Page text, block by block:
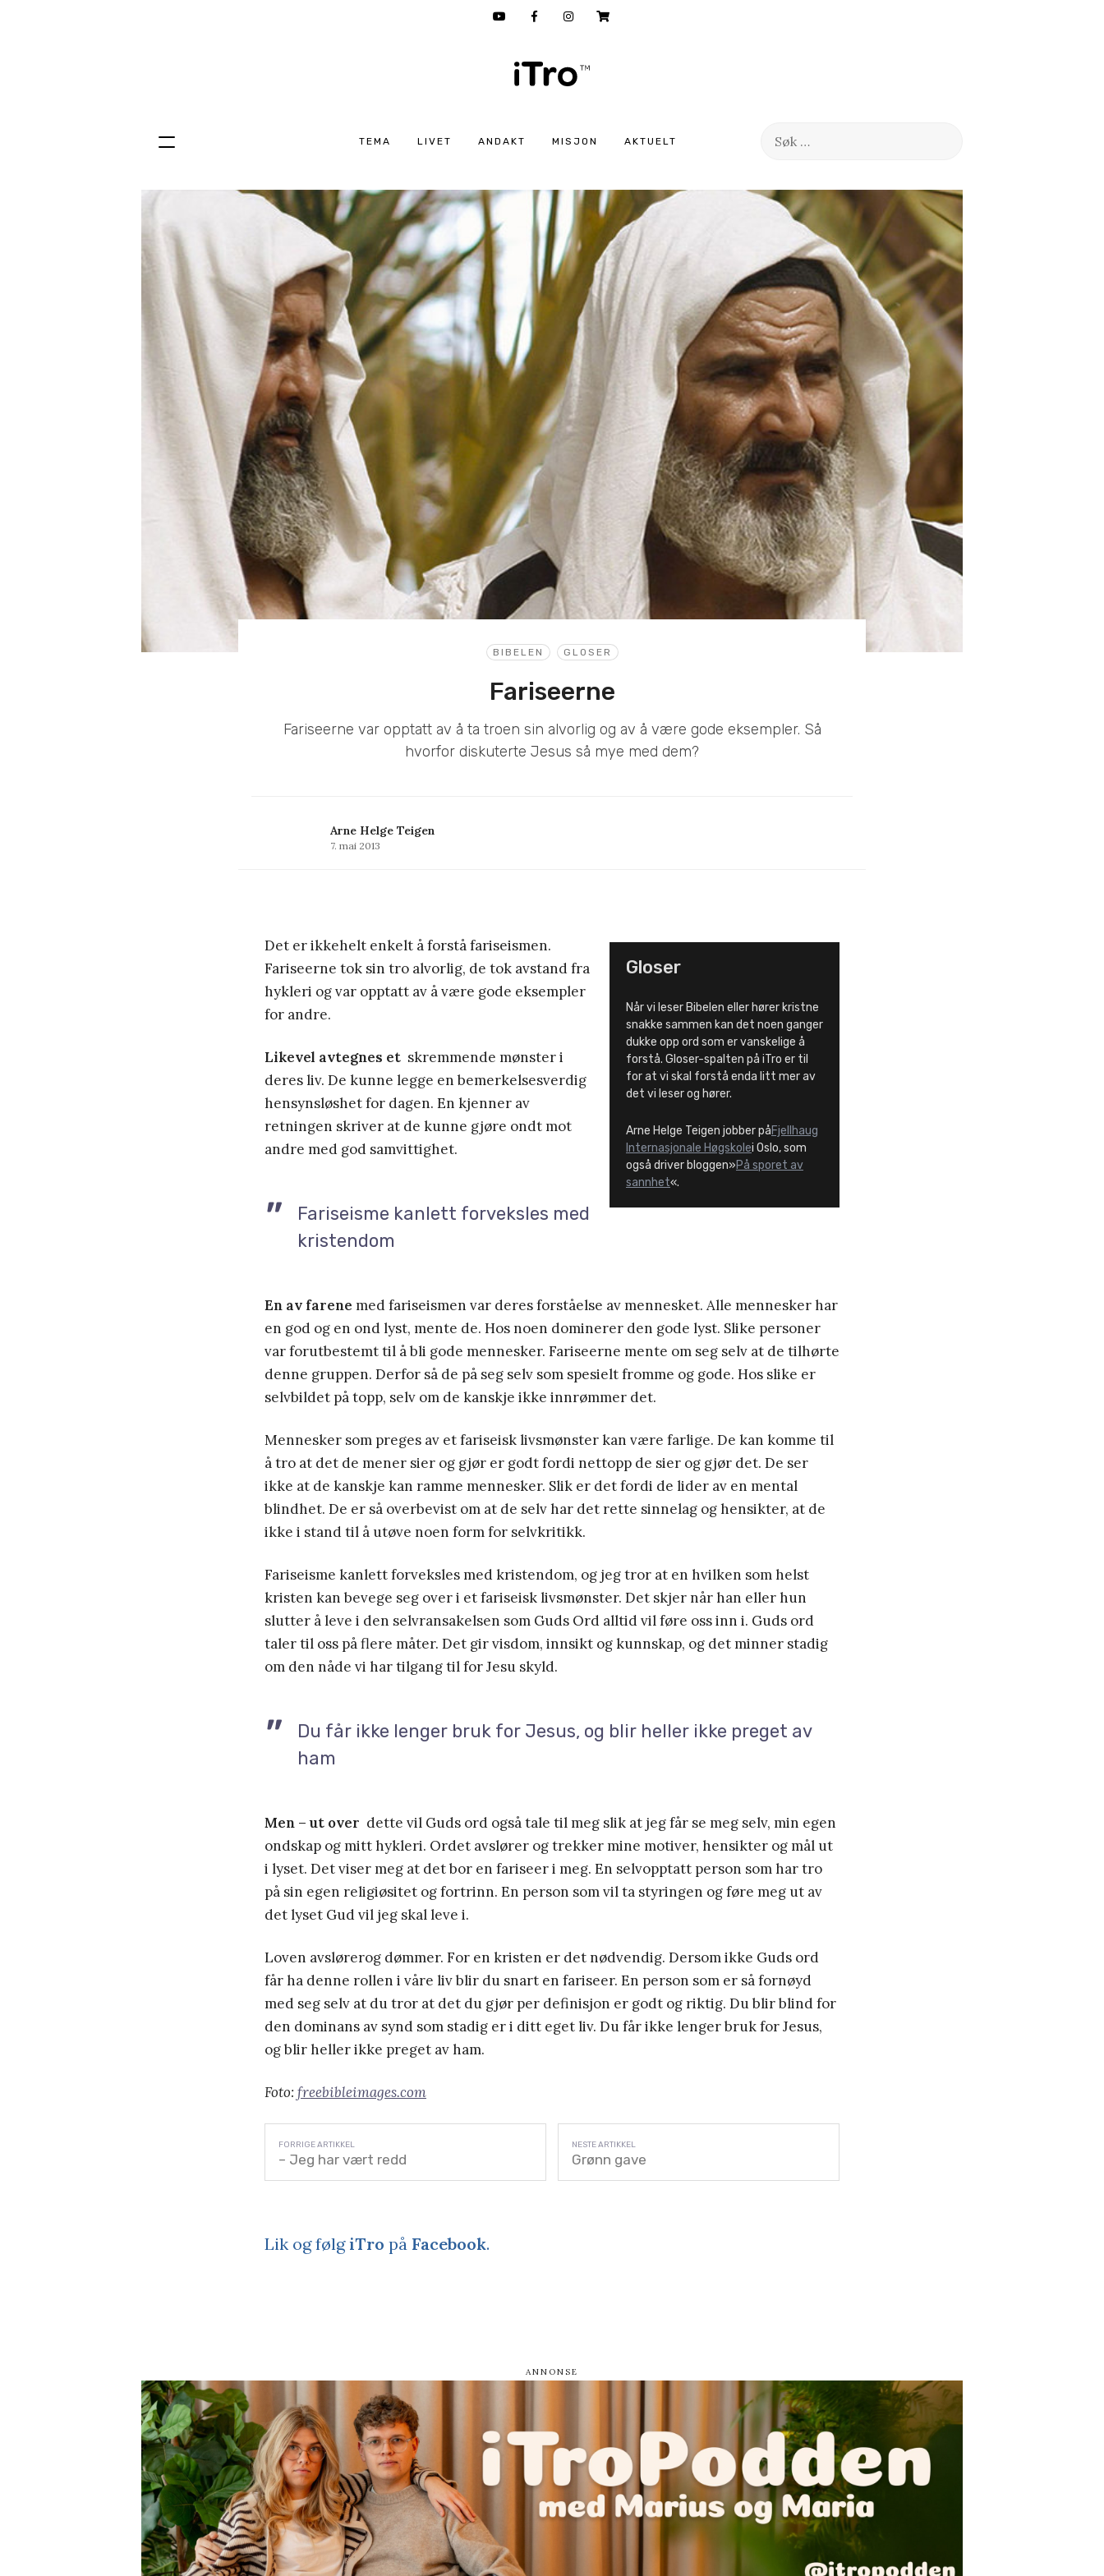
TEMA LIVET ANDAKT MISJON AKTUELT
Søk
Hopp
innhold
BIBELEN GLOSER
Fariseerne
Fariseerne var opptatt av å ta troen sin alvorlig og av å være gode eksempler. Så
hvorfor diskuterte Jesus så mye med dem?
Arne Helge Teigen
7. mai 2013
Gloser
Når vi leser Bibelen eller hører kristne
snakke sammen kan det noen ganger
dukke opp ord som er vanskelige å
forstå. Gloser-spalten på iTro er til
for at vi skal forstå enda litt mer av
det vi leser og hører.
Arne Helge Teigen jobber påFjellhaug
Internasjonale Høgskolei Oslo, som
også driver bloggen»På sporet av
sannhet«.
Det er ikkehelt enkelt å forstå fariseismen.
Fariseerne tok sin tro alvorlig, de tok avstand fra
hykleri og var opptatt av å være gode eksempler
for andre.
Likevel avtegnes et skremmende mønster i
deres liv. De kunne legge en bemerkelsesverdig
hensynsløshet for dagen. En kjenner av
retningen skriver at de kunne gjøre ondt mot
andre med god samvittighet.
Fariseisme kanlett forveksles med
kristendom
En av farene med fariseismen var deres forståelse av mennesket. Alle mennesker har
en god og en ond lyst, mente de. Hos noen dominerer den gode lyst. Slike personer
var forutbestemt til å bli gode mennesker. Fariseerne mente om seg selv at de tilhørte
denne gruppen. Derfor så de på seg selv som spesielt fromme og gode. Hos slike er
selvbildet på topp, selv om de kanskje ikke innrømmer det.
Mennesker som preges av et fariseisk livsmønster kan være farlige. De kan komme til
å tro at det de mener sier og gjør er godt fordi nettopp de sier og gjør det. De ser
ikke at de kanskje kan ramme mennesker. Slik er det fordi de lider av en mental
blindhet. De er så overbevist om at de selv har det rette sinnelag og hensikter, at de
ikke i stand til å utøve noen form for selvkritikk.
Fariseisme kanlett forveksles med kristendom, og jeg tror at en hvilken som helst
kristen kan bevege seg over i et fariseisk livsmønster. Det skjer når han eller hun
slutter å leve i den selvransakelsen som Guds Ord alltid vil føre oss inn i. Guds ord
taler til oss på flere måter. Det gir visdom, innsikt og kunnskap, og det minner stadig
om den nåde vi har tilgang til for Jesu skyld.
Du får ikke lenger bruk for Jesus, og blir heller ikke preget av
ham
Men – ut over dette vil Guds ord også tale til meg slik at jeg får se meg selv, min egen
ondskap og mitt hykleri. Ordet avslører og trekker mine motiver, hensikter og mål ut
i lyset. Det viser meg at det bor en fariseer i meg. En selvopptatt person som har tro
på sin egen religiøsitet og fortrinn. En person som vil ta styringen og føre meg ut av
det lyset Gud vil jeg skal leve i.
Loven avslørerog dømmer. For en kristen er det nødvendig. Dersom ikke Guds ord
får ha denne rollen i våre liv blir du snart en fariseer. En person som er så fornøyd
med seg selv at du tror at det du gjør per definisjon er godt og riktig. Du blir blind for
den dominans av synd som stadig er i ditt eget liv. Du får ikke lenger bruk for Jesus,
og blir heller ikke preget av ham.
Foto: freebibleimages.com
– Jeg har vært redd Grønn gave
Lik og følgiTro på Facebook.